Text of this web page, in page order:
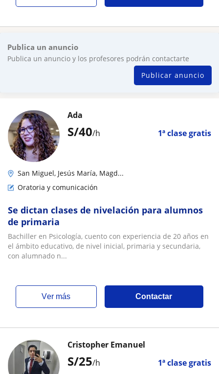
Publica un anuncio
Publica un anuncio y los profesores podrán contactarte
Publicar anuncio
S/40/h 1ª clase gratis
Ada
San Miguel, Jesús María, Magd...
Oratoria y comunicación
Se dictan clases de nivelación para alumnos
de primaria
Bachiller en Psicología, cuento con experiencia de 20 años en
el ámbito educativo, de nivel inicial, primaria y secundaria,
con alumnado n...
ver más Contactar
S/25/h 1ª clase gratis
Cristopher Emanuel